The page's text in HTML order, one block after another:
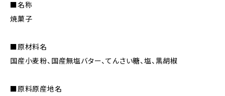
■名称
焼菓子
■原材料名
国産小麦粉、国産無塩バター、てんさい糖、塩、黒胡椒
■原料原産地名